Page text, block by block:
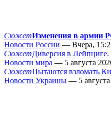
СюжетИзменения в армии
Новости России — Вчера,
СюжетДиверсия в Лейпциге.
Новости мира — 5 августа
СюжетПытаются взломать
Новости Украины — 5